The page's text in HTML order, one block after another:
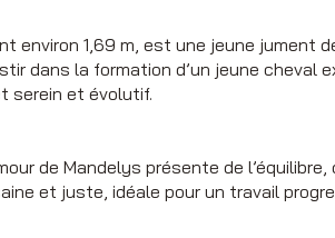
environ 1,69 m, est une jeune jument
dans la formation d’un jeune cheval
serein et évolutif.
de Mandelys présente de
et juste, idéale pour un travail